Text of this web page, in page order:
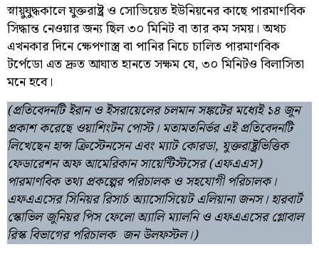
স্নায়ুযুদ্ধকালে যুক্তরাষ্ট্র ও সোভিয়েত ইউনিয়নের কাছে পারমাণবিক
সিদ্ধান্ত নেওয়ার জন্য ছিল ৩০ মিনিট বা তার কম সময়। অথচ
এখনকার দিনে ক্ষেপণাস্ত্র বা পানির নিচে চালিত পারমাণবিক
টর্পেডো এত দ্রুত আঘাত হানতে সক্ষম যে, ৩০ মিনিটও বিলাসিতা
মনে হবে।
(প্রতিবেদনটি ইরান ও ইসরায়েলের চলমান সঙ্কটের মধ্যেই ১৪ জুন
প্রকাশ করেছে ওয়াশিংটন পোস্ট। মতামতনির্ভর এই প্রতিবেদনটি
লিখেছেন হান্স ক্রিস্টেনসেন এবং ম্যাট কোরডা, যুক্তরাষ্ট্রভিত্তিক
ফেডারেশন অফ আমেরিকান সায়েন্টিস্টসের (এফএএস)
পারমাণবিক তথ্য প্রকল্পের পরিচালক ও সহযোগী পরিচালক।
এফএএসের সিনিয়র রিসার্চ অ্যাসোসিয়েট এলিয়ানা জনস। হারবার্ট
স্কোভিল জুনিয়র পিস ফেলো অ্যালি ম্যালনি ও এফএএসের গ্লোবাল
রিস্ক বিভাগের পরিচালক জন উলফস্টল।)